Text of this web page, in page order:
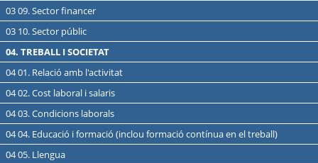
03 09. Sector financer
03 10. Sector públic
04. TREBALL I SOCIETAT
04 01. Relació amb l'activitat
04 02. Cost laboral i salaris
04 03. Condicions laborals
04 04. Educació i formació (inclou formació contínua en el treball)
04 05. Llengua